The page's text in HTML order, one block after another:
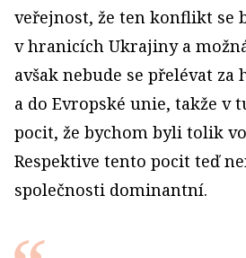
veřejnost, že ten konflikt se
v hranicích Ukrajiny a
avšak nebude se přelévat za
a do Evropské unie, takže v
pocit, že bychom byli tolik
Respektive tento pocit teď
společnosti dominantní.